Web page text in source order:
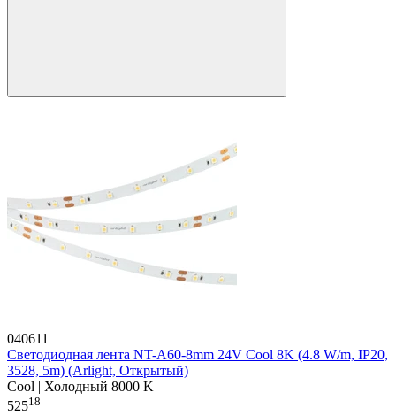
040611
Светодиодная лента NT-A60-8mm 24V Cool 8K (4.8 W/m, IP20,
3528, 5m) (Arlight, Открытый)
Cool | Холодный 8000 K
52518